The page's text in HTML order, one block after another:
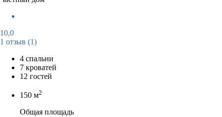
10,0
1 отзыв (1)
4 спальни
7 кроватей
12 гостей
150 м2
Общая площадь